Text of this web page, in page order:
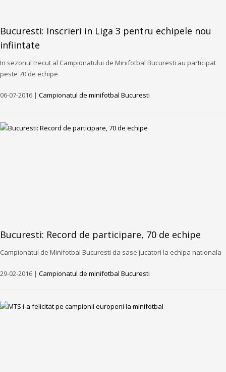
Bucuresti: Inscrieri in Liga 3 pentru echipele nou
infiintate
In sezonul trecut al Campionatului de Minifotbal Bucuresti au participat
peste 70 de echipe
06-07-2016 | Campionatul de minifotbal Bucuresti
Bucuresti: Record de participare, 70 de echipe
Campionatul de Minifotbal Bucuresti da sase jucatori la echipa nationala
29-02-2016 | Campionatul de minifotbal Bucuresti